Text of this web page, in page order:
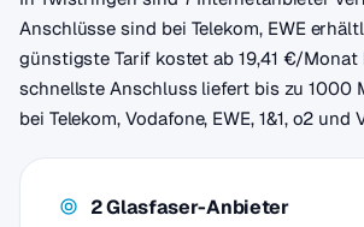
Anschlüsse sind bei Telekom, EWE
günstigste Tarif kostet ab 19,41 €/Monat
schnellste Anschluss liefert bis zu 1000
bei Telekom, Vodafone, EWE, 1&1, o2 und
2 Glasfaser-Anbieter